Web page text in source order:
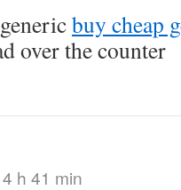
buy cheap
over the counter
h 41 min